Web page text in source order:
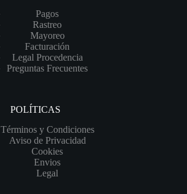
Pagos
Rastreo
Mayoreo
Facturación
Legal Procedencia
Preguntas Frecuentes
POLÍTICAS
Términos y Condiciones
Aviso de Privacidad
Cookies
Envios
Legal